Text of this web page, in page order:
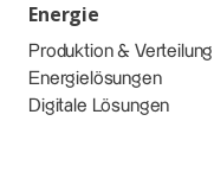
Energie
Produktion & Verteilung
Energielösungen
Digitale Lösungen